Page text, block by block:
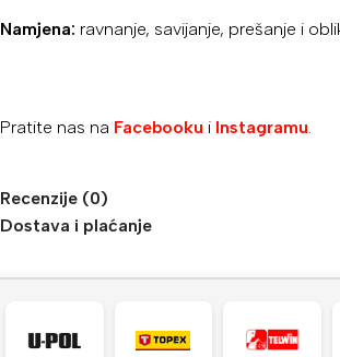
Namjena: ravnanje, savijanje, prešanje i
Pratite nas na Facebooku i Instagramu
Recenzije (0)
Dostava i plaćanje